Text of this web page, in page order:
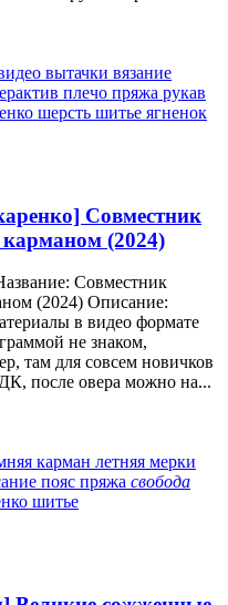
вытачки вязание
плечо пряжа рукав
шерсть шитье ягненок
Совместник
карманом (2024)
Совместник
(2024) Описание:
в видео формате
не знаком,
там для совсем новичков
после овера можно на...
карман летняя мерки
пояс пряжа свобода
шитье